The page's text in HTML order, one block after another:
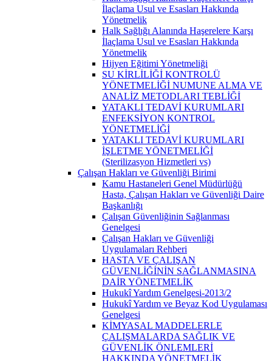
İlaçlama Usul ve Esasları Hakkında
Yönetmelik
Halk Sağlığı Alanında Haşerelere Karşı
İlaçlama Usul ve Esasları Hakkında
Yönetmelik
Hijyen Eğitimi Yönetmeliği
SU KİRLİLİĞİ KONTROLÜ
YÖNETMELİĞİ NUMUNE ALMA VE
ANALİZ METODLARI TEBLİĞİ
YATAKLI TEDAVİ KURUMLARI
ENFEKSİYON KONTROL
YÖNETMELİĞİ
YATAKLI TEDAVİ KURUMLARI
İŞLETME YÖNETMELİĞİ
(Sterilizasyon Hizmetleri vs)
Çalışan Hakları ve Güvenliği Birimi
Kamu Hastaneleri Genel Müdürlüğü
Hasta, Çalışan Hakları ve Güvenliği Daire
Başkanlığı
Çalışan Güvenliğinin Sağlanması
Genelgesi
Çalışan Hakları ve Güvenliği
Uygulamaları Rehberi
HASTA VE ÇALIŞAN
GÜVENLİĞİNİN SAĞLANMASINA
DAİR YÖNETMELİK
Hukukî Yardım Genelgesi-2013/2
Hukukî Yardım ve Beyaz Kod Uygulaması
Genelgesi
KİMYASAL MADDELERLE
ÇALIŞMALARDA SAĞLIK VE
GÜVENLİK ÖNLEMLERİ
HAKKINDA YÖNETMELİK